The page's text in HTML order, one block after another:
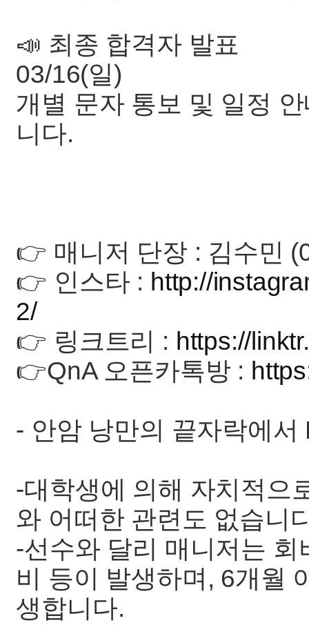
📣 최종 합격자 발표
03/16(일)
개별 문자 통보 및 일정
니다.
👉 매니저 단장 : 김수민
👉 인스타 : http://
2/
👉 링크트리 : https://
👉QnA 오픈카톡방 :
- 안암 낭만의 끝자락에
-대학생에 의해 자치적으
와 어떠한 관련도 없습니
-선수와 달리 매니저는
비 등이 발생하며, 6개월
생합니다.